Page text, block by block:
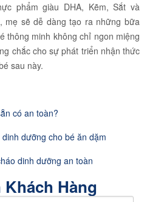
phẩm giàu DHA, Kẽm, Sắt và
mẹ sẽ dễ dàng tạo ra những bữa
thông minh không chỉ ngon miệng
chắc cho sự phát triển nhận thức
sau này.
có an toàn?
dưỡng cho bé ăn dặm
dinh dưỡng an toàn
Khách Hàng